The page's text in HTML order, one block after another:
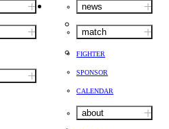
news
match
FIGHTER
SPONSOR
CALENDAR
about